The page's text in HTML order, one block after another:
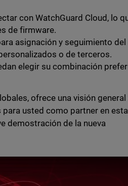
con WatchGuard Cloud, lo
de firmware.
asignación y seguimiento del
o de terceros.
elegir su combinación
ofrece una visión general
usted como partner en esta
demostración de la nueva